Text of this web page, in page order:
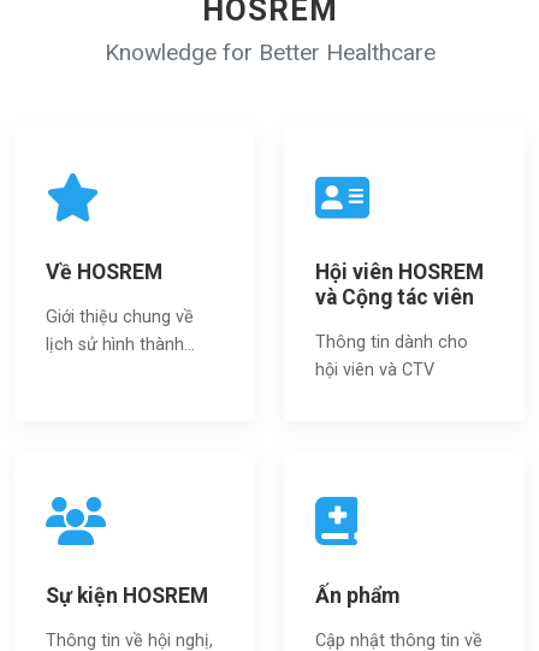
HOSREM
Knowledge for Better Healthcare
Về HOSREM
Giới thiệu chung về
lịch sử hình thành...
Hội viên HOSREM
và Cộng tác viên
Thông tin dành cho
hội viên và CTV
Sự kiện HOSREM
Thông tin về hội nghị,
Ấn phẩm
Cập nhật thông tin về